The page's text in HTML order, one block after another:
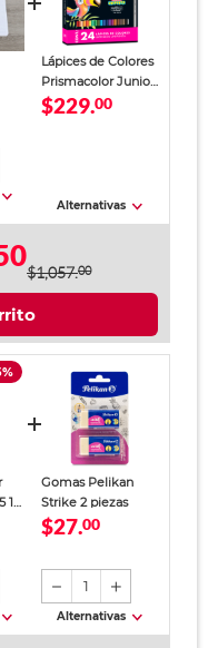
Lápices de Colores
Prismacolor Junior
24 piezas
$229.00
Alternativas
$1,057.00
12
Gomas Pelikan
Strike 2 piezas
$27.00
1
Alternativas